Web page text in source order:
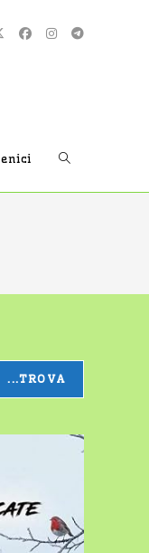
Attiva/
ricerca
sul
...TROVA